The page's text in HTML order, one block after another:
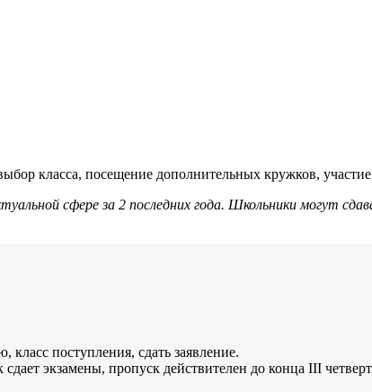
класса, посещение дополнительных кружков,
сфере за 2 последних года. Школьники могут
поступления, сдать заявление.
экзамены, пропуск действителен до конца III